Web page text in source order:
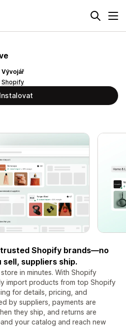
Vývojář
Shopify
Instalovat
Shopify brands—no
sell, suppliers ship.
in minutes. With Shopify
import products from top Shopify
for details, pricing, and
by suppliers, payments are
they ship, and returns are
your catalog and reach new